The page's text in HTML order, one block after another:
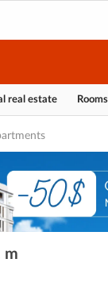
real estate Rooms
m